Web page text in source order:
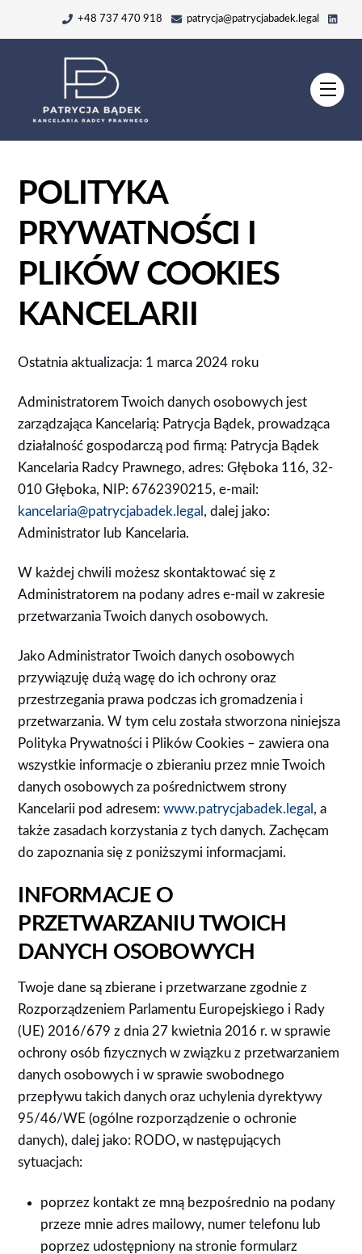
+48 737 470 918 patrycja@patrycjabadek.legal
POLITYKA
PRYWATNOŚCI I
PLIKÓW COOKIES
KANCELARII
Ostatnia aktualizacja: 1 marca 2024 roku
Administratorem Twoich danych osobowych jest
zarządzająca Kancelarią: Patrycja Bądek, prowadząca
działalność gospodarczą pod firmą: Patrycja Bądek
Kancelaria Radcy Prawnego, adres: Głęboka 116, 32-
010 Głęboka, NIP: 6762390215, e-mail:
kancelaria@patrycjabadek.legal , dalej jako:
Administrator lub Kancelaria.
W każdej chwili możesz skontaktować się z
Administratorem na podany adres e-mail w zakresie
przetwarzania Twoich danych osobowych.
Jako Administrator Twoich danych osobowych
przywiązuję dużą wagę do ich ochrony oraz
przestrzegania prawa podczas ich gromadzenia i
przetwarzania. W tym celu została stworzona niniejsza
Polityka Prywatności i Plików Cookies – zawiera ona
wszystkie informacje o zbieraniu przez mnie Twoich
danych osobowych za pośrednictwem strony
Kancelarii pod adresem:www.patrycjabadek.legal , a
także zasadach korzystania z tych danych. Zachęcam
do zapoznania się z poniższymi informacjami.
INFORMACJE O
PRZETWARZANIU TWOICH
DANYCH OSOBOWYCH
Twoje dane są zbierane i przetwarzane zgodnie z
Rozporządzeniem Parlamentu Europejskiego i Rady
(UE) 2016/679 z dnia 27 kwietnia 2016 r. w sprawie
ochrony osób fizycznych w związku z przetwarzaniem
danych osobowych i w sprawie swobodnego
przepływu takich danych oraz uchylenia dyrektywy
95/46/WE (ogólne rozporządzenie o ochronie
danych), dalej jako: RODO,w następujących
sytuacjach:
poprzez kontakt ze mną bezpośrednio na podany
przeze mnie adres mailowy, numer telefonu lub
poprzez udostępniony na stronie formularz